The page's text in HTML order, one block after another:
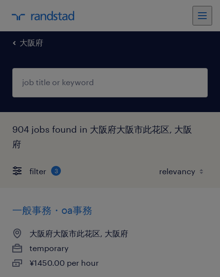
大阪府
904 jobs found in 大阪府大阪市此花区, 大阪
府
filter 3
一般事務・oa事務
大阪府大阪市此花区, 大阪府
temporary
¥1450.00 per hour